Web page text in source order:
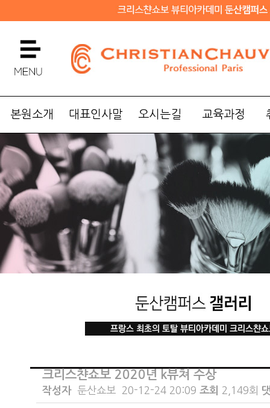
본원소개 대표인사말 오시는길 교육과정
크리스챤쇼보 2020년 k뷰쳐 수상
작성자 둔산쇼보 20-12-24 20:09 조회 2,149회